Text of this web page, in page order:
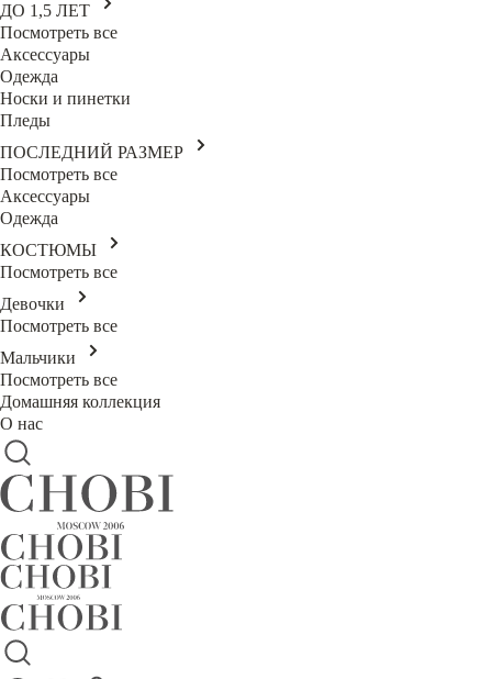
ДО 1,5 ЛЕТ
Посмотреть все
Аксессуары
Одежда
Носки и пинетки
Пледы
ПОСЛЕДНИЙ РАЗМЕР
Посмотреть все
Аксессуары
Одежда
КОСТЮМЫ
Посмотреть все
Девочки
Посмотреть все
Мальчики
Посмотреть все
Домашняя коллекция
О нас